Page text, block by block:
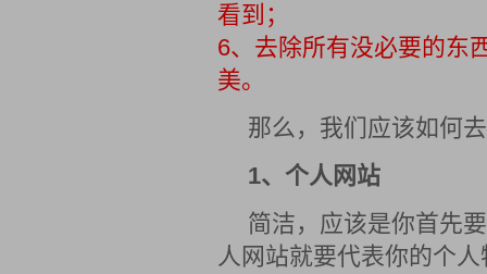
看到；
6、去除所有没必要的东
美。
那么，我们应该如何
1、个人网站
简洁，应该是你首先
人网站就要代表你的个